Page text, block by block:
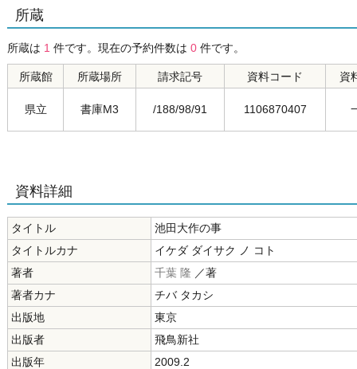
所蔵
所蔵は 1 件です。現在の予約件数は 0 件です。
所蔵館 所蔵場所 請求記号 資料コード 資
県立 書庫M3 /188/98/91 1106870407
資料詳細
タイトル
池田大作の事
タイトルカナ
イケダ ダイサク ノ コト
著者
千葉 隆 ／著
著者カナ
チバ タカシ
出版地
東京
出版者
飛鳥新社
出版年
2009.2